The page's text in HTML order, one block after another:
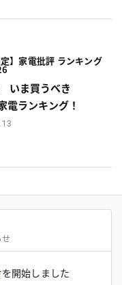
定】家電批評 ランキング
ま買うべき
電ランキング！
開始しました